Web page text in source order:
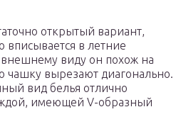
открытый вариант,
вписывается в летние
виду он похож на
чашку вырезают диагонально.
вид белья отлично
имеющей V-образный